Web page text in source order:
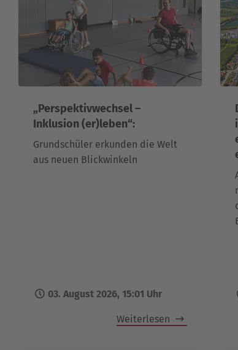
„Perspektivwechsel –
Inklusion (er)leben“:
Grundschüler erkunden die Welt
aus neuen Blickwinkeln
03. August 2026, 15:01 Uhr
Weiterlesen